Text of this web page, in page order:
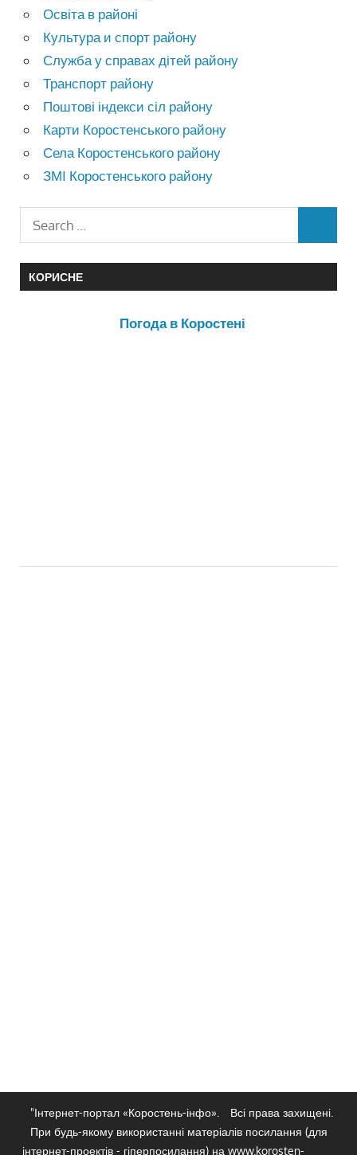
Освіта в районі
Культура и спорт району
Служба у справах дітей району
Транспорт району
Поштові індекси сіл району
Карти Коростенського району
Села Коростенського району
ЗМІ Коростенського району
КОРИСНЕ
Погода в Коростені
"Інтернет-портал «Коростень-інфо».
Всі права захищені.
При будь-якому використанні матеріалів посилання (для
інтернет-проектів - гіперпосилання) на www.korosten-